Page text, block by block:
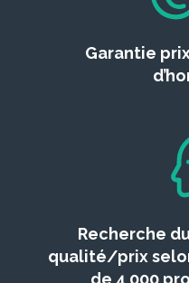
Garantie
Recherche
qualité/prix